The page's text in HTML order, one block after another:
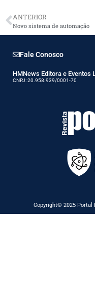
ANTERIOR
Novo sistema de automação
Fale Conosco
HMNews Editora e Eventos
CNPJ: 20.958.939/0001-70
Copyright© 2025 Portal